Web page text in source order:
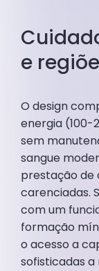
e
O design
energia (100-
sem
sangue
prestação de
carenciadas.
com um
formação
o acesso a
sofisticadas a